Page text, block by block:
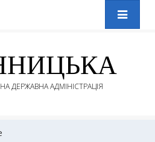
ДЕРЖАВНА АДМІНІСТРАЦІЯ